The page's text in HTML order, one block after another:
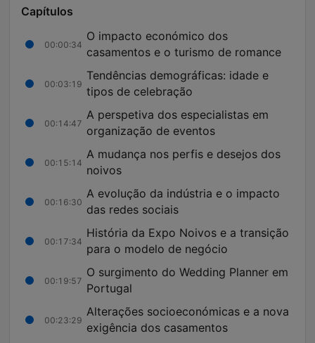
Capítulos
00:00:34
O impacto económico dos
casamentos e o turismo de romance
00:03:19
Tendências demográficas: idade e
tipos de celebração
00:14:47
A perspetiva dos especialistas em
organização de eventos
00:15:14
A mudança nos perfis e desejos dos
noivos
00:16:30
A evolução da indústria e o impacto
das redes sociais
00:17:34
História da Expo Noivos e a transição
para o modelo de negócio
00:19:57
O surgimento do Wedding Planner em
Portugal
00:23:29
Alterações socioeconómicas e a nova
exigência dos casamentos